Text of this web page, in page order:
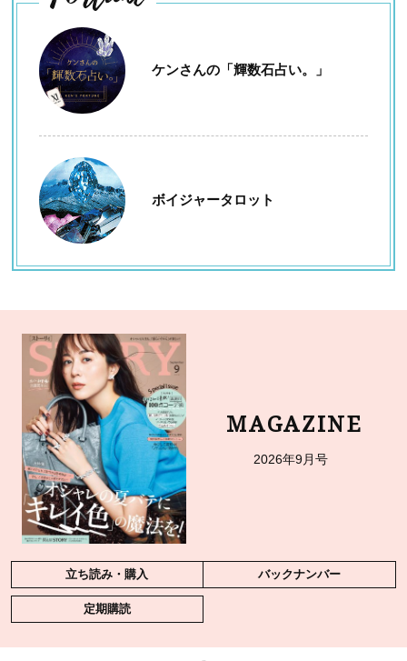
ケンさんの「輝数石占い。」
ボイジャータロット
MAGAZINE
2026年9月号
立ち読み・購入 バックナンバー
定期購読